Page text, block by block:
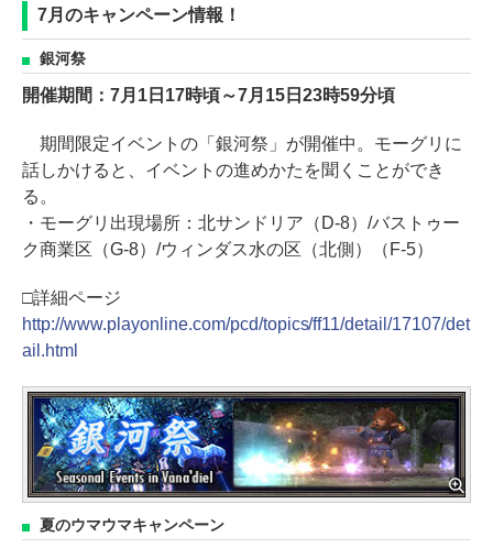
7月のキャンペーン情報！
銀河祭
開催期間：7月1日17時頃～7月15日23時59分頃
期間限定イベントの「銀河祭」が開催中。モーグリに
話しかけると、イベントの進めかたを聞くことができ
る。
・モーグリ出現場所：北サンドリア（D-8）/バストゥー
ク商業区（G-8）/ウィンダス水の区（北側）（F-5）
□詳細ページ
http://www.playonline.com/pcd/topics/ff11/detail/17107/det
ail.html
夏のウマウマキャンペーン